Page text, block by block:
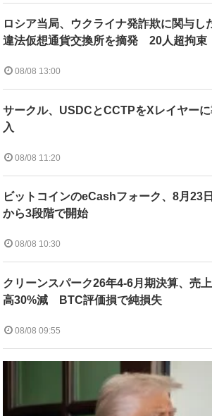
ロシア当局、ウクライナ発詐欺に関与し
違法仮想通貨交換所を摘発 20人超拘束
08/08 13:00
サークル、USDCとCCTPをXレイヤー
入
08/08 11:20
ビットコインのeCashフォーク、8月23日
から3段階で開始
08/08 10:30
クリーンスパーク26年4-6月期決算、売上
高30%減 BTC評価損で純損失
08/08 09:55